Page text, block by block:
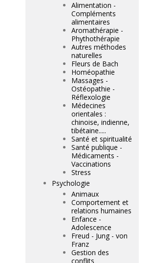
Alimentation -
Compléments
alimentaires
Aromathérapie -
Phythothérapie
Autres méthodes
naturelles
Fleurs de Bach
Homéopathie
Massages -
Ostéopathie -
Réflexologie
Médecines
orientales :
chinoise, indienne,
tibétaine.....
Santé et spiritualité
Santé publique -
Médicaments -
Vaccinations
Stress
Psychologie
Animaux
Comportement et
relations humaines
Enfance -
Adolescence
Freud - Jung - von
Franz
Gestion des
conflits